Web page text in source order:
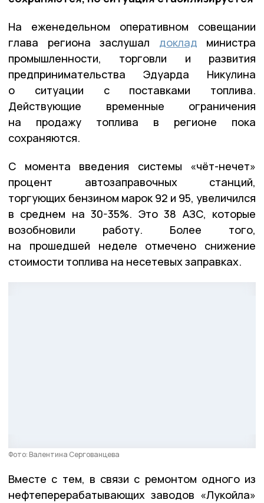
На еженедельном оперативном совещании
глава региона заслушал доклад министра
промышленности, торговли и развития
предпринимательства Эдуарда Никулина
о ситуации с поставками топлива.
Действующие временные ограничения
на продажу топлива в регионе пока
сохраняются.
С момента введения системы «чёт-нечет»
процент автозаправочных станций,
торгующих бензином марок 92 и 95, увеличился
в среднем на 30-35%. Это 38 АЗС, которые
возобновили работу. Более того,
на прошедшей неделе отмечено снижение
стоимости топлива на несетевых заправках.
Фото: Валентина Сергованцева
Вместе с тем, в связи с ремонтом одного из
нефтеперерабатывающих заводов «Лукойла»